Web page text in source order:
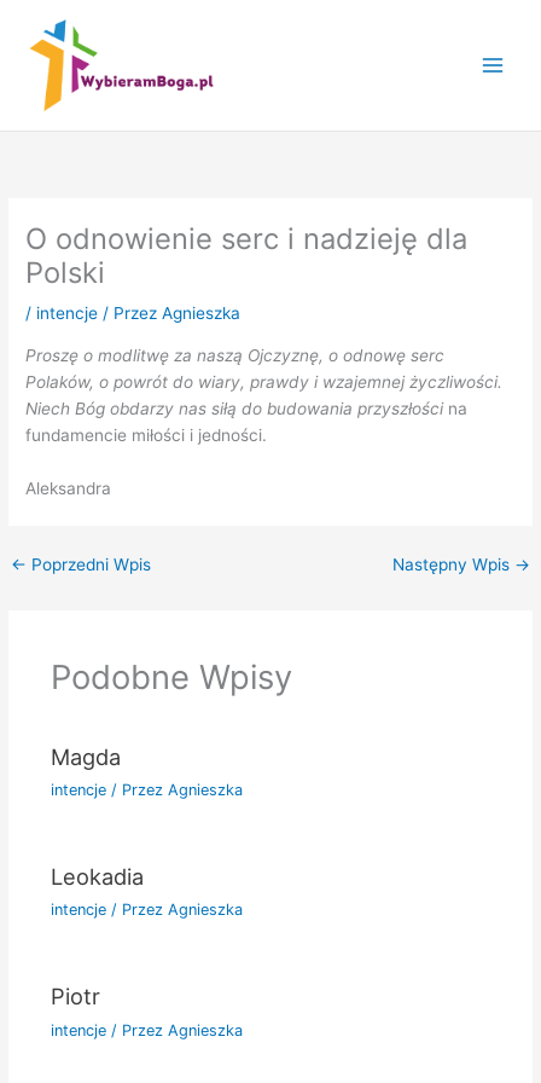
O odnowienie serc i nadzieję dla
Polski
/ intencje / PrzezAgnieszka
Proszę o modlitwę za naszą Ojczyznę, o odnowę serc
Polaków, o powrót do wiary, prawdy i wzajemnej życzliwości.
Niech Bóg obdarzy nas siłą do budowania przyszłościna
fundamencie miłości i jedności.
Aleksandra
← Poprzedni Wpis Następny Wpis →
Podobne Wpisy
Magda
intencje/ Przez Agnieszka
Leokadia
intencje/ Przez Agnieszka
Piotr
intencje/ Przez Agnieszka